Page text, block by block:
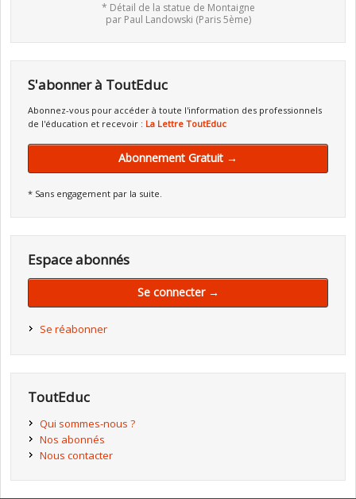
* Détail de la statue de Montaigne
par Paul Landowski (Paris 5ème)
S'abonner à ToutEduc
Abonnez-vous pour accéder à toute l'information des professionnels
de l'éducation et recevoir : La Lettre ToutEduc
Abonnement Gratuit →
* Sans engagement par la suite.
Espace abonnés
Se connecter →
Se réabonner
ToutEduc
Qui sommes-nous ?
Nos abonnés
Nous contacter